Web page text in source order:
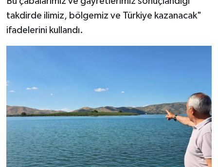
takdirde ilimiz, bölgemiz ve Türkiye kazanacak"
ifadelerini kullandı.